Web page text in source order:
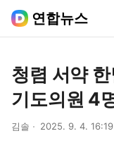
연합뉴스
청렴 서약
기도의원 4
김솔 2025. 9. 4. 16:19